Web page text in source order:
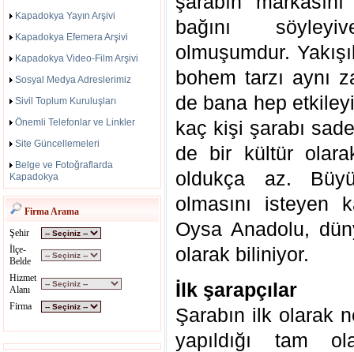
Kapadokya Yayın Arşivi
Kapadokya Efemera Arşivi
Kapadokya Video-Film Arşivi
Sosyal Medya Adreslerimiz
Sivil Toplum Kuruluşları
Önemli Telefonlar ve Linkler
Site Güncellemeleri
Belge ve Fotoğraflarda
Kapadokya
Firma Arama
Şehir
İlçe-
Belde
Hizmet
Alanı
Firma
bağını
olmuşumdur.
bohem tarzı aynı
de bana hep
kaç kişi şarabı
de bir kültür
oldukça az.
olmasını isteyen
Oysa Anadolu,
olarak biliniyor.
İlk şarapçılar
Şarabın ilk olarak
yapıldığı tam